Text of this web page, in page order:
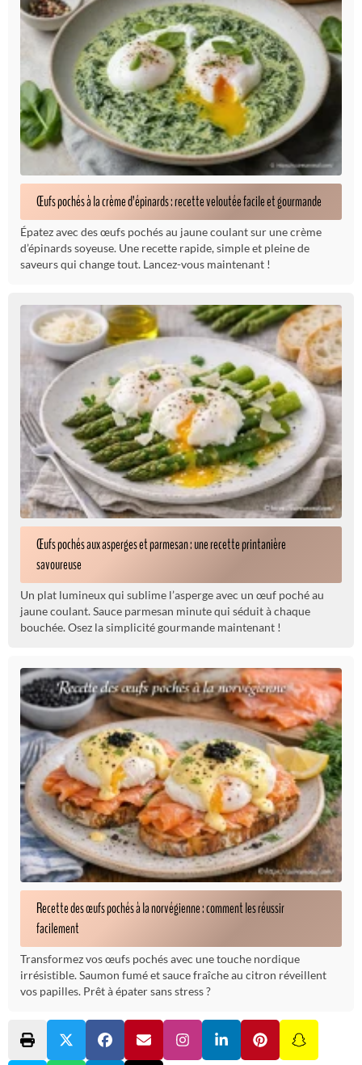
Œufs pochés à la crème d’épinards : recette veloutée facile et gourmande
Épatez avec des œufs pochés au jaune coulant sur une crème
d’épinards soyeuse. Une recette rapide, simple et pleine de
saveurs qui change tout. Lancez-vous maintenant !
Œufs pochés aux asperges et parmesan : une recette printanière
savoureuse
Un plat lumineux qui sublime l’asperge avec un œuf poché au
jaune coulant. Sauce parmesan minute qui séduit à chaque
bouchée. Osez la simplicité gourmande maintenant !
Recette des œufs pochés à la norvégienne : comment les réussir
facilement
Transformez vos œufs pochés avec une touche nordique
irrésistible. Saumon fumé et sauce fraîche au citron réveillent
vos papilles. Prêt à épater sans stress ?